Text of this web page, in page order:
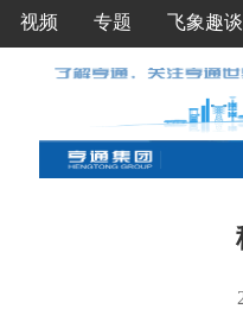
视频 专题 飞象趣谈